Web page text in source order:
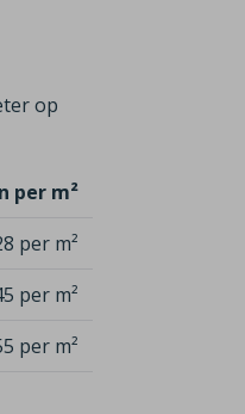
op
per m²
per m²
per m²
per m²